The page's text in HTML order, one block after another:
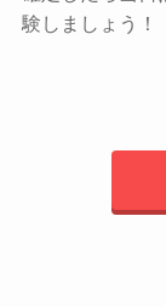
験しましょう！